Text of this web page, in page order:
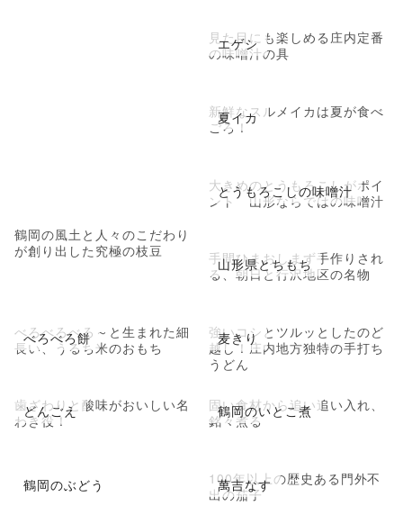
鶴岡の風土と人々のこだわり
が創り出した究極の枝豆
エゲシ
見た目にも楽しめる庄内定番
の味噌汁の具
夏イカ
新鮮なスルメイカは夏が食べ
ごろ！
とうもろこしの味噌汁
大きめのとうもろこしがポイ
ント 山形ならではの味噌汁
山形県とちもち
手間ひまおしまず手作りされ
る、朝日と行沢地区の名物
べろべろ餅
べろべろべろ～と生まれた細
長い、うるち米のおもち
麦きり
強いコシとツルッとしたのど
越し！庄内地方独特の手打ち
うどん
どんごえ
歯ざわりと酸味がおいしい名
わき役！
鶴岡のいとこ煮
固い食材から追い追い入れ、
銘々煮る
鶴岡のぶどう 萬吉なす
100年以上の歴史ある門外不
出の茄子